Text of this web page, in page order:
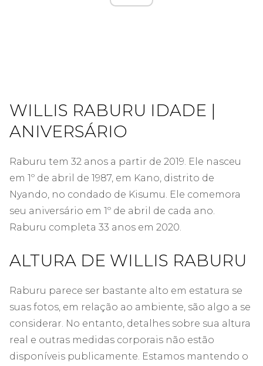
WILLIS RABURU IDADE |
ANIVERSÁRIO
Raburu tem 32 anos a partir de 2019. Ele nasceu
em 1º de abril de 1987, em Kano, distrito de
Nyando, no condado de Kisumu. Ele comemora
seu aniversário em 1º de abril de cada ano.
Raburu completa 33 anos em 2020.
ALTURA DE WILLIS RABURU
Raburu parece ser bastante alto em estatura se
suas fotos, em relação ao ambiente, são algo a se
considerar. No entanto, detalhes sobre sua altura
real e outras medidas corporais não estão
disponíveis publicamente. Estamos mantendo o